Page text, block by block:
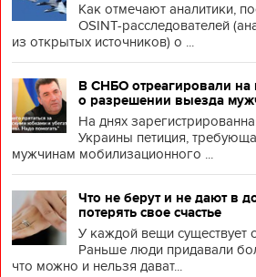
Как отмечают аналитики,
OSINT-расследователей
из открытых источников) о ...
В СНБО отреагировали на
о разрешении выезда
На днях
Украины петиция,
мужчинам мобилизационного ...
Что не берут и не дают в
потерять свое счастье
У каждой вещи существует
Раньше люди придавали
что можно и нельзя дават...